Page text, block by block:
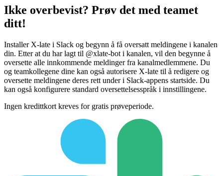
Ikke overbevist? Prøv det med teamet
ditt!
Installer X-late i Slack og begynn å få oversatt meldingene i kanalen
din. Etter at du har lagt til @xlate-bot i kanalen, vil den begynne å
oversette alle innkommende meldinger fra kanalmedlemmene. Du
og teamkollegene dine kan også autorisere X-late til å redigere og
oversette meldingene deres rett under i Slack-appens startside. Du
kan også konfigurere standard oversettelsesspråk i innstillingene.
Ingen kredittkort kreves for gratis prøveperiode.